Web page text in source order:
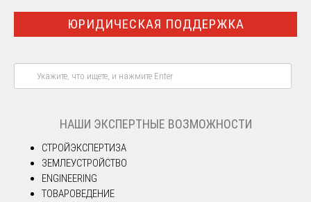
ЮРИДИЧЕСКАЯ ПОДДЕРЖКА
НАШИ ЭКСПЕРТНЫЕ ВОЗМОЖНОСТИ
СТРОЙЭКСПЕРТИЗА
ЗЕМЛЕУСТРОЙСТВО
ENGINEERING
ТОВАРОВЕДЕНИЕ